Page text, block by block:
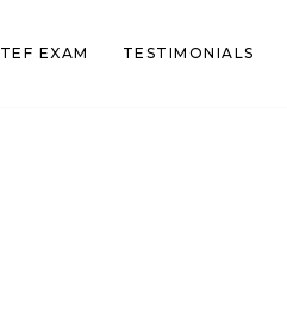
TEF EXAM TESTIMONIALS